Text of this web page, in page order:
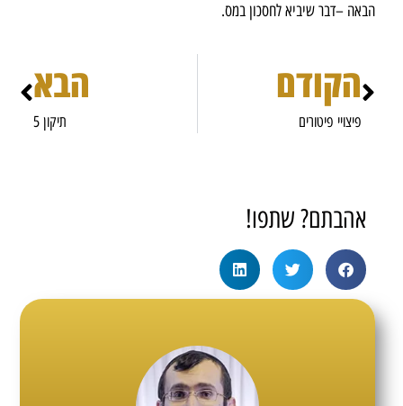
הבאה –דבר שיביא לחסכון במס.
הקודם
פיצויי פיטורים
הבא
תיקון 5
אהבתם? שתפו!